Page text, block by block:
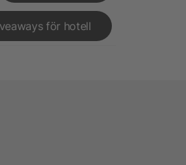
för hotell